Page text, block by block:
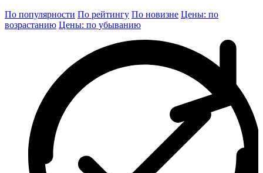
По популярности По рейтингу По новизне Цены: по
возрастанию Цены: по убыванию